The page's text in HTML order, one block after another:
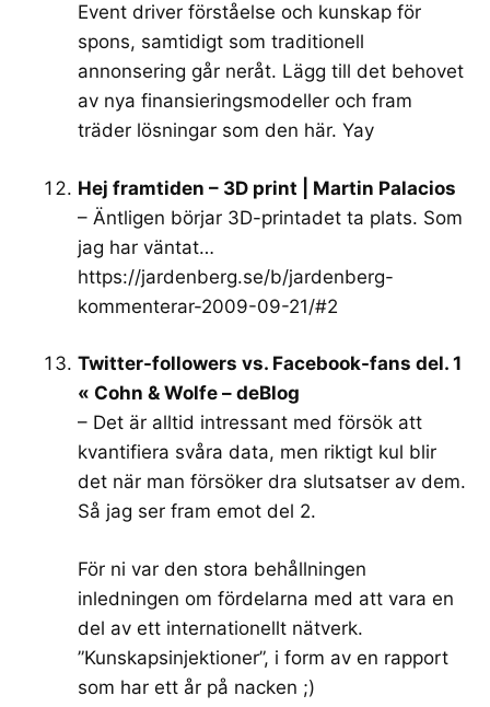
Event driver förståelse och kunskap för
spons, samtidigt som traditionell
annonsering går neråt. Lägg till det behovet
av nya finansieringsmodeller och fram
träder lösningar som den här. Yay
Hej framtiden – 3D print | Martin Palacios
– Äntligen börjar 3D-printadet ta plats. Som
jag har väntat…
https://jardenberg.se/b/jardenberg-
kommenterar-2009-09-21/#2
Twitter-followers vs. Facebook-fans del. 1
« Cohn & Wolfe – deBlog
– Det är alltid intressant med försök att
kvantifiera svåra data, men riktigt kul blir
det när man försöker dra slutsatser av dem.
Så jag ser fram emot del 2.
För ni var den stora behållningen
inledningen om fördelarna med att vara en
del av ett internationellt nätverk.
”Kunskapsinjektioner”, i form av en rapport
som har ett år på nacken ;)